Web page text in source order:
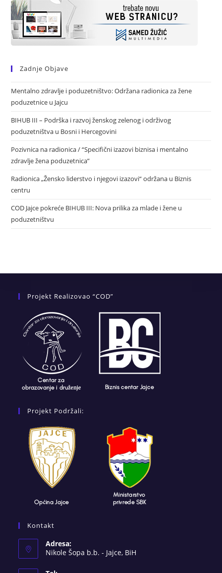
Zadnje Objave
Mentalno zdravlje i poduzetništvo: Održana radionica za žene
poduzetnice u Jajcu
BIHUB III – Podrška i razvoj ženskog zelenog i održivog
poduzetništva u Bosni i Hercegovini
Pozivnica na radionica / “Specifični izazovi biznisa i mentalno
zdravlje žena poduzetnica”
Radionica „Žensko liderstvo i njegovi izazovi“ održana u Biznis
centru
COD Jajce pokreće BIHUB III: Nova prilika za mlade i žene u
poduzetništvu
Projekt Realizovao “COD”
Projekt Podržali:
Kontakt
Adresa:
Nikole Šopa b.b. - Jajce, BiH